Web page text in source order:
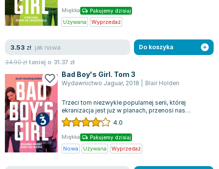
Miękka Pakujemy dzisiaj
Używana Wyprzedaż
3.53 zł jak nowa
34.90złtaniej o 31.37 zł
Do koszyka
Bad Boy's Girl. Tom 3
Wydawnictwo Jaguar, 2018 Blair Holden
Trzeci tom niezwykle popularnej serii, której
ekranizacja jest już w planach, przenosi nas
ponownie w świat Tessy O'Connell. Tessa...
4.0
Miękka Pakujemy dzisiaj
Nowa Używana Wyprzedaż